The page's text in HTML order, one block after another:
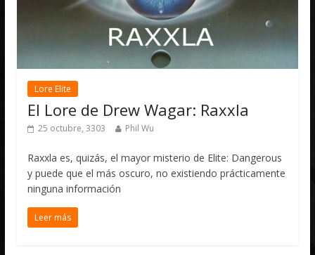
Lore Elite
El Lore de Drew Wagar: Raxxla
25 octubre, 3303 Phil Wu
Raxxla es, quizás, el mayor misterio de Elite: Dangerous
y puede que el más oscuro, no existiendo prácticamente
ninguna información
Leer más